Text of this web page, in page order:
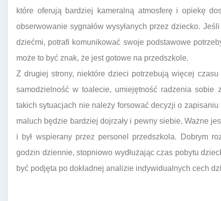
które oferują bardziej kameralną atmosferę i opiekę
obserwowanie sygnałów wysyłanych przez dziecko.
dziećmi, potrafi komunikować swoje podstawowe
może to być znak, że jest gotowe na przedszkole.
Z drugiej strony, niektóre dzieci potrzebują więcej
samodzielność w toalecie, umiejętność radzenia sobie
takich sytuacjach nie należy forsować decyzji o
maluch będzie bardziej dojrzały i pewny siebie. Ważne
i był wspierany przez personel przedszkola. Dobrym
godzin dziennie, stopniowo wydłużając czas pobytu
być podjęta po dokładnej analizie indywidualnych cech